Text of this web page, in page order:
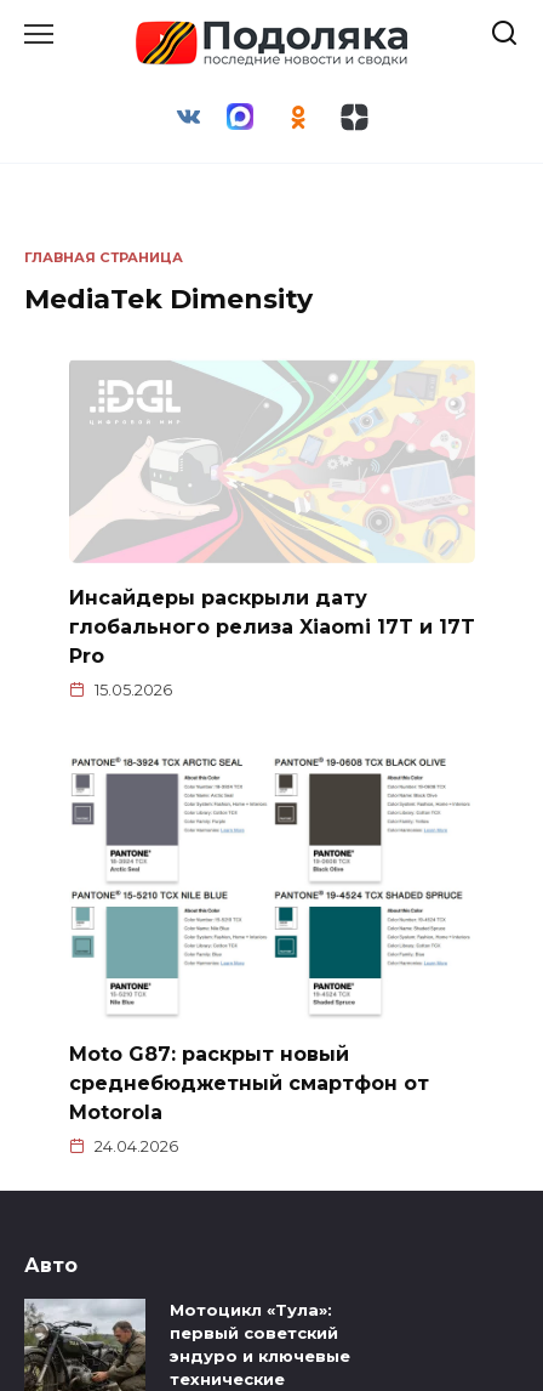
ГЛАВНАЯ СТРАНИЦА
MediaTek Dimensity
Инсайдеры раскрыли дату
глобального релиза Xiaomi 17T и 17T
Pro
15.05.2026
Moto G87: раскрыт новый
среднебюджетный смартфон от
Motorola
24.04.2026
Авто
Мотоцикл «Тула»:
первый советский
эндуро и ключевые
технические